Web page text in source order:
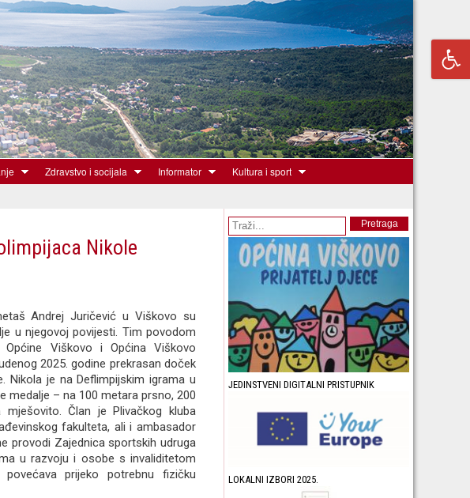
Zdravstvo i socijala Informator Kultura i sport
Nikole
Andrej Juričević u Viškovo su
u njegovoj povijesti. Tim povodom
Općine Viškovo i Općina Viškovo
2025. godine prekrasan doček
Nikola je na Deflimpijskim igrama u
medalje – na 100 metara prsno, 200
Član je Plivačkog kluba
fakulteta, ali i ambasador
provodi Zajednica sportskih udruga
u razvoju i osobe s invaliditetom
prijeko potrebnu fizičku
Obrazac pretrage Pretraga
JEDINSTVENI DIGITALNI PRISTUPNIK
LOKALNI IZBORI 2025.